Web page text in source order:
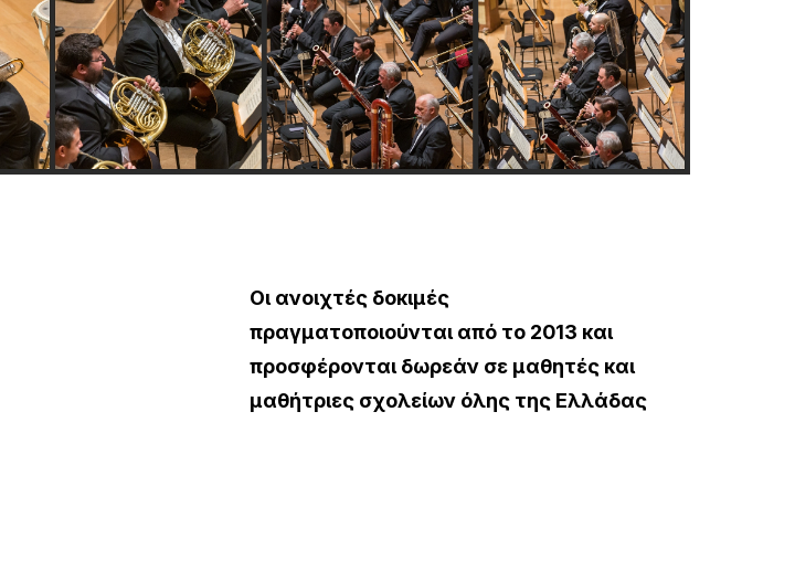
Οι ανοιχτές δοκιμές
πραγματοποιούνται από το 2013 και
προσφέρονται δωρεάν σε μαθητές και
μαθήτριες σχολείων όλης της Ελλάδας